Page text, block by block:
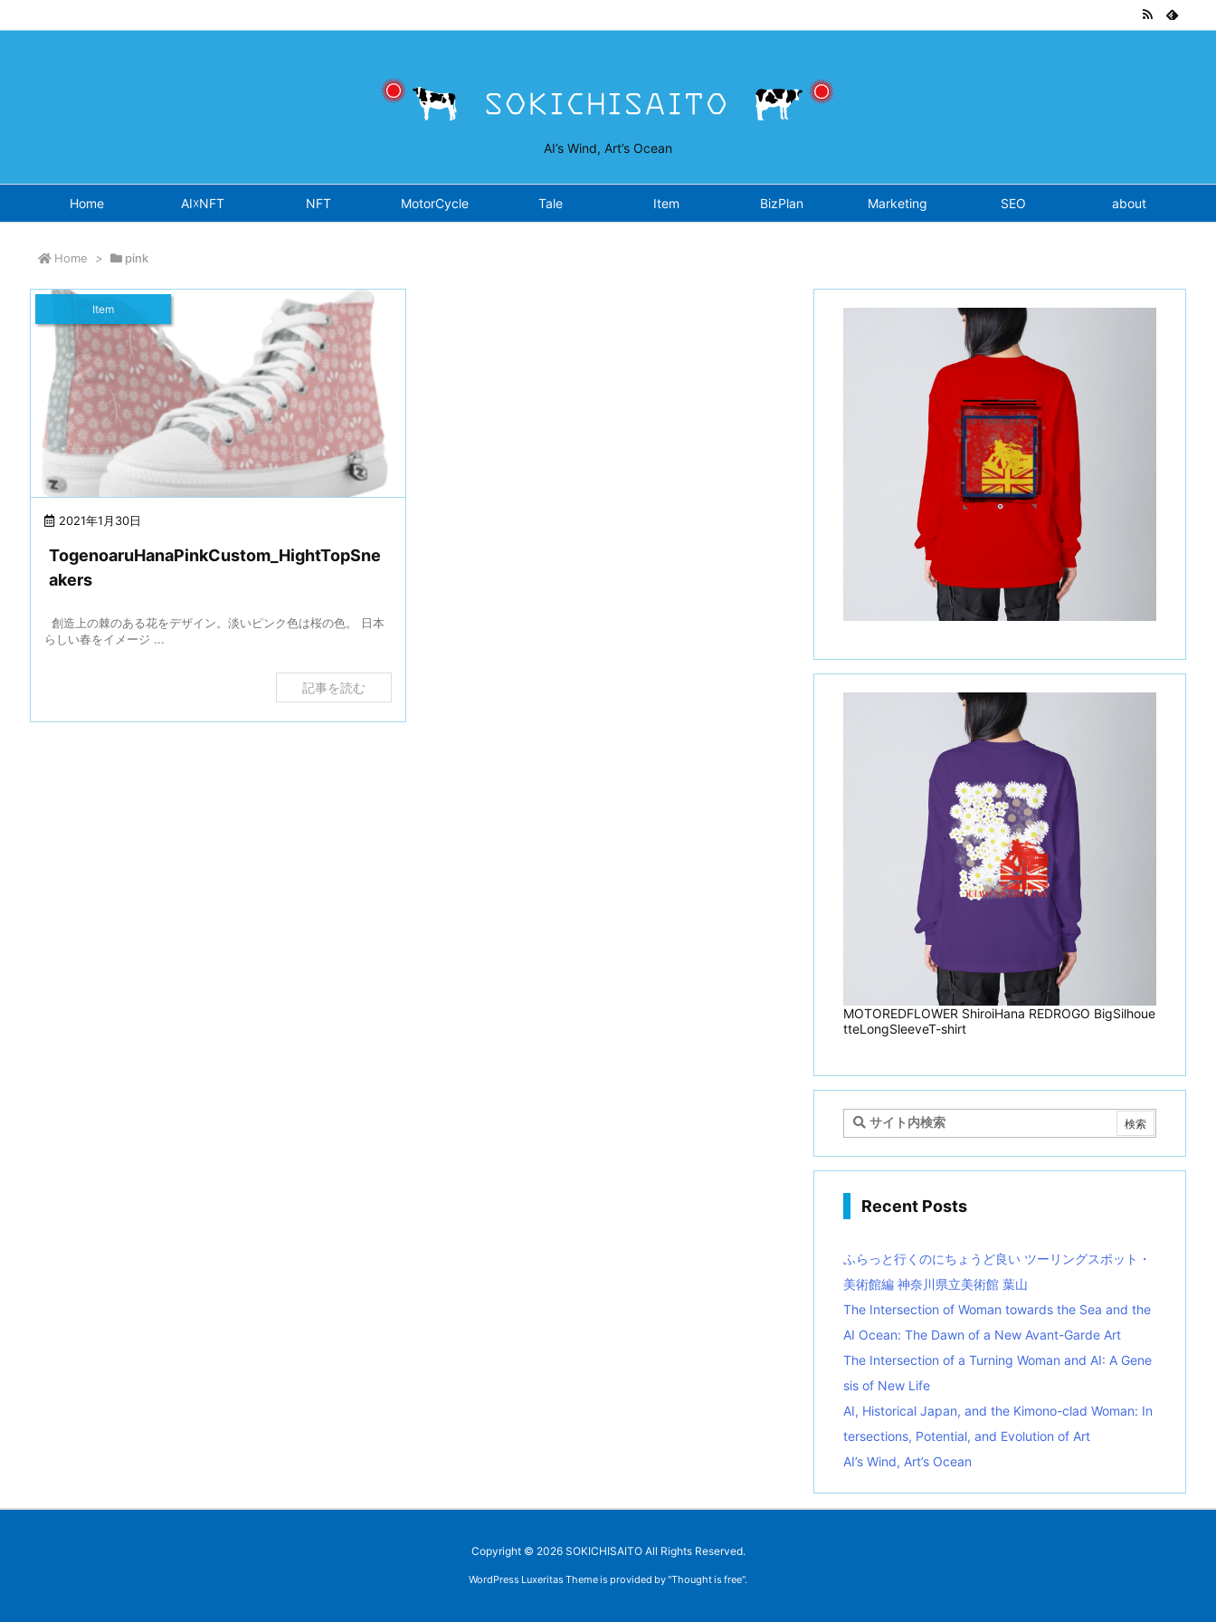
AI’s Wind, Art’s Ocean
Home AI☓NFT NFT MotorCycle Tale Item BizPlan Marketing SEO about
Home > pink
2021年1月30日
Item
TogenoaruHanaPinkCustom_HightTopSne
akers
創造上の棘のある花をデザイン。淡いピンク色は桜の色。 日本
らしい春をイメージ ...
記事を読む
MOTOREDFLOWER ShiroiHana REDROGO BigSilhoue
tteLongSleeveT-shirt
Recent Posts
ふらっと行くのにちょうど良い ツーリングスポット・
美術館編 神奈川県立美術館 葉山
The Intersection of Woman towards the Sea and the
AI Ocean: The Dawn of a New Avant-Garde Art
The Intersection of a Turning Woman and AI: A Gene
sis of New Life
AI, Historical Japan, and the Kimono-clad Woman: In
tersections, Potential, and Evolution of Art
AI’s Wind, Art’s Ocean
Copyright © 2026 SOKICHISAITOAll Rights Reserved.
WordPress Luxeritas Theme is provided by "Thought is free".